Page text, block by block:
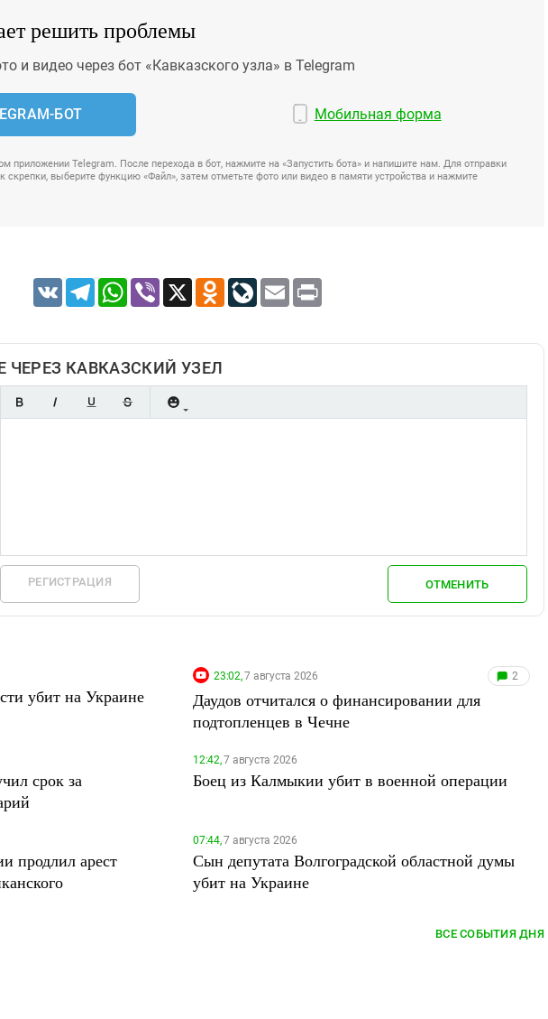
решить проблемы
и видео через бот «Кавказского узла» в Telegram
БОТ Мобильная форма
приложении Telegram. После перехода в бот, нажмите на «Запустить бота» и напишите нам. Для отправки
выберите функцию «Файл», затем отметьте фото или видео в памяти устройства и нажмите
VK TelegramWhatsApp
Viber X Odnoklassniki
LiveJournal
Email
КАВКАЗСКИЙ УЗЕЛ
РЕГИСТРАЦИЯ ОТМЕНИТЬ
убит на Украине
23:02,7 августа 2026 2
Даудов отчитался о финансировании для
подтопленцев в Чечне
срок за
12:42,7 августа 2026
Боец из Калмыкии убит в военной операции
продлил арест
07:44,7 августа 2026
Сын депутата Волгоградской областной думы
убит на Украине
ВСЕ СОБЫТИЯ ДНЯ